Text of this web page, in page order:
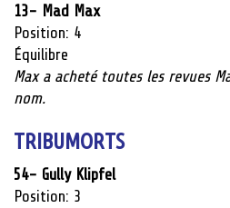
13- Mad Max
Position: 4
Équilibre
Max a acheté toutes les revues
nom.
TRIBUMORTS
54- Gully Klipfel
Position: 3